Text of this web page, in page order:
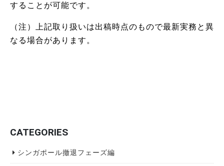
することが可能です。
（注）上記取り扱いは出稿時点のもので最新実務と異
なる場合があります。
CATEGORIES
シンガポール撤退フェーズ編